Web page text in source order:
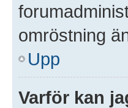
omröstning
Upp
Varför kan